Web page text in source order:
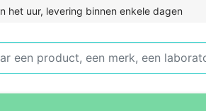
het uur, levering binnen enkele dagen